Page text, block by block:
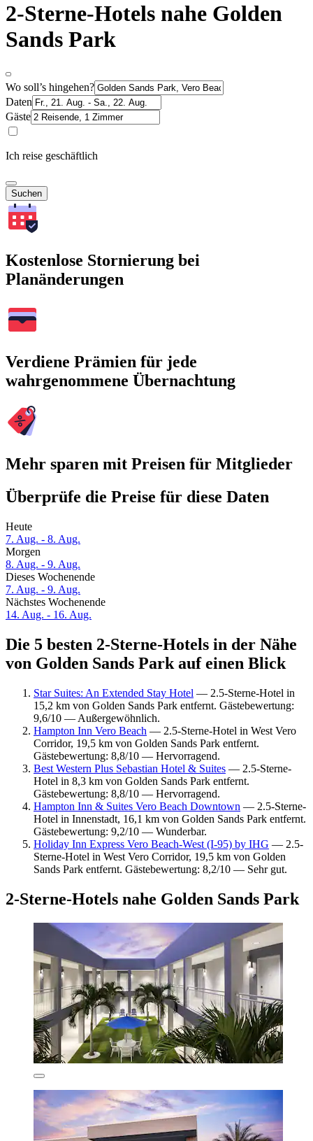
2-Sterne-Hotels nahe Golden
Sands Park
Wo soll’s hingehen?
Daten
Gäste
Ich reise geschäftlich
Suchen
Kostenlose Stornierung bei
Planänderungen
Verdiene Prämien für jede
wahrgenommene Übernachtung
Mehr sparen mit Preisen für Mitglieder
Überprüfe die Preise für diese Daten
Heute
7. Aug. - 8. Aug.
Morgen
8. Aug. - 9. Aug.
Dieses Wochenende
7. Aug. - 9. Aug.
Nächstes Wochenende
14. Aug. - 16. Aug.
Die 5 besten 2-Sterne-Hotels in der Nähe
von Golden Sands Park auf einen Blick
Star Suites: An Extended Stay Hotel — 2.5-Sterne-Hotel in
15,2 km von Golden Sands Park entfernt. Gästebewertung:
9,6/10 — Außergewöhnlich.
Hampton Inn Vero Beach — 2.5-Sterne-Hotel in West Vero
Corridor, 19,5 km von Golden Sands Park entfernt.
Gästebewertung: 8,8/10 — Hervorragend.
Best Western Plus Sebastian Hotel & Suites — 2.5-Sterne-
Hotel in 8,3 km von Golden Sands Park entfernt.
Gästebewertung: 8,8/10 — Hervorragend.
Hampton Inn & Suites Vero Beach Downtown — 2.5-Sterne-
Hotel in Innenstadt, 16,1 km von Golden Sands Park entfernt.
Gästebewertung: 9,2/10 — Wunderbar.
Holiday Inn Express Vero Beach-West (I-95) by IHG — 2.5-
Sterne-Hotel in West Vero Corridor, 19,5 km von Golden
Sands Park entfernt. Gästebewertung: 8,2/10 — Sehr gut.
2-Sterne-Hotels nahe Golden Sands Park